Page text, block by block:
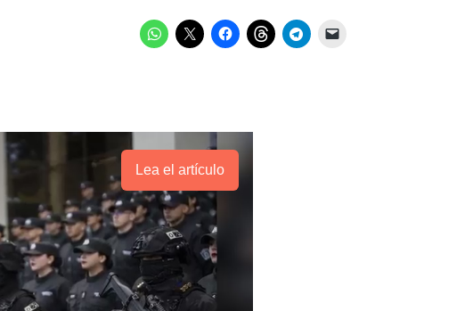
Lea el artículo